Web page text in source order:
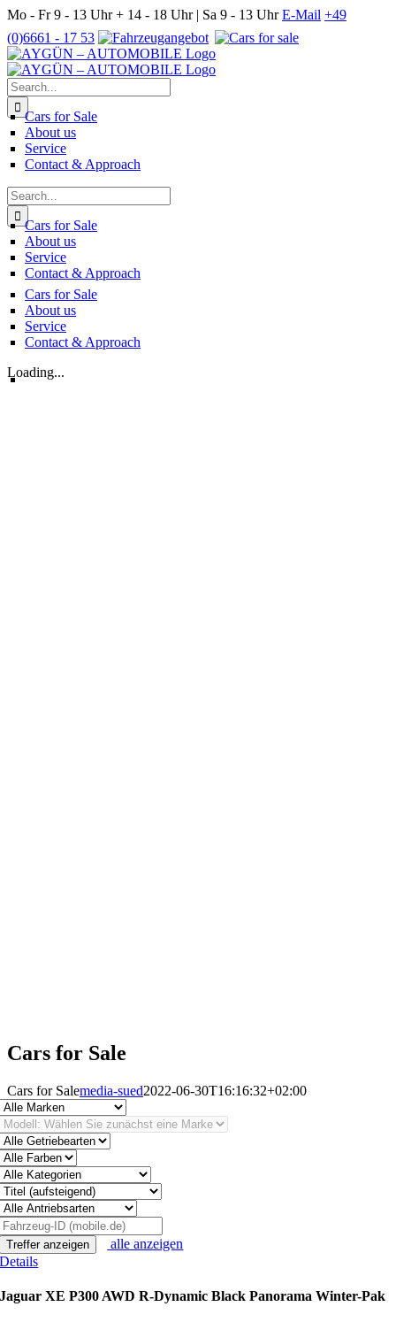
Skip
to
content
Mo - Fr 9 - 13 Uhr + 14 - 18 Uhr | Sa 9 - 13 Uhr E-Mail +49
(0)6661 - 17 53
Search
for:
Cars for Sale
About us
Service
Contact & Approach
Search
for:
Cars for Sale
About us
Service
Contact & Approach
Cars for Sale
About us
Service
Contact & Approach
Loading...
Cars for Sale
Cars for Salemedia-sued2022-06-30T16:16:32+02:00
Treffer anzeigen
alle anzeigen
Details
Jaguar XE P300 AWD R-Dynamic Black Panorama Winter-Pak